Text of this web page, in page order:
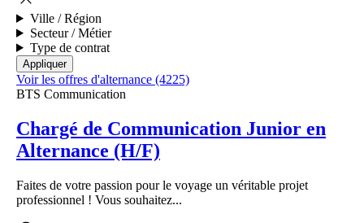
Ville / Région
Secteur / Métier
Type de contrat
Voir les offres d'alternance (4225)
BTS Communication
Chargé de Communication Junior en
Alternance (H/F)
Faites de votre passion pour le voyage un véritable projet
professionnel ! Vous souhaitez...